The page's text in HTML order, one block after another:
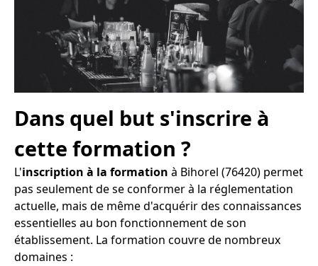
Dans quel but s'inscrire à
cette formation ?
L'inscription à la formation à Bihorel (76420) permet
pas seulement de se conformer à la réglementation
actuelle, mais de même d'acquérir des connaissances
essentielles au bon fonctionnement de son
établissement. La formation couvre de nombreux
domaines :